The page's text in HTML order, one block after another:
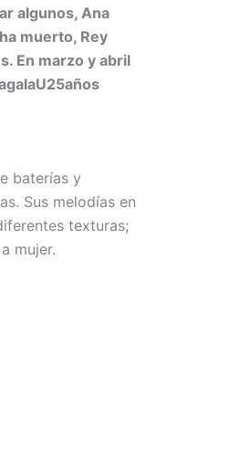
algunos, Ana
muerto, Rey
En marzo y abril
baterías y
Sus melodías en
texturas;
mujer.